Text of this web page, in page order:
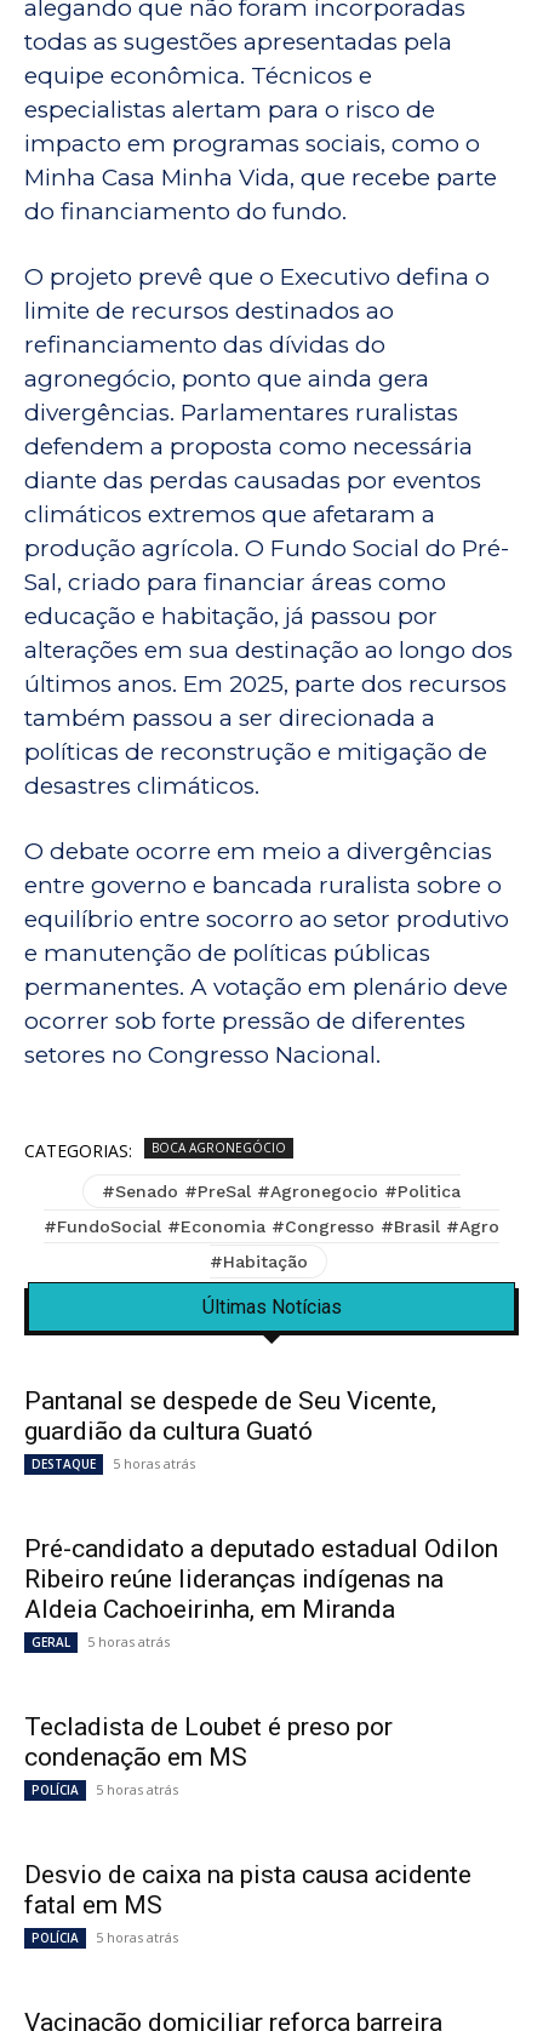
alegando que não foram incorporadas
todas as sugestões apresentadas pela
equipe econômica. Técnicos e
especialistas alertam para o risco de
impacto em programas sociais, como o
Minha Casa Minha Vida, que recebe parte
do financiamento do fundo.
O projeto prevê que o Executivo defina o
limite de recursos destinados ao
refinanciamento das dívidas do
agronegócio, ponto que ainda gera
divergências. Parlamentares ruralistas
defendem a proposta como necessária
diante das perdas causadas por eventos
climáticos extremos que afetaram a
produção agrícola. O Fundo Social do Pré-
Sal, criado para financiar áreas como
educação e habitação, já passou por
alterações em sua destinação ao longo dos
últimos anos. Em 2025, parte dos recursos
também passou a ser direcionada a
políticas de reconstrução e mitigação de
desastres climáticos.
O debate ocorre em meio a divergências
entre governo e bancada ruralista sobre o
equilíbrio entre socorro ao setor produtivo
e manutenção de políticas públicas
permanentes. A votação em plenário deve
ocorrer sob forte pressão de diferentes
setores no Congresso Nacional.
CATEGORIAS: BOCA AGRONEGÓCIO
#Senado #PreSal #Agronegocio #Politica
#FundoSocial #Economia #Congresso #Brasil #Agro
#Habitação
Últimas Notícias
Pantanal se despede de Seu Vicente,
guardião da cultura Guató
DESTAQUE 5 horas atrás
Pré-candidato a deputado estadual Odilon
Ribeiro reúne lideranças indígenas na
Aldeia Cachoeirinha, em Miranda
GERAL 5 horas atrás
Tecladista de Loubet é preso por
condenação em MS
POLÍCIA 5 horas atrás
Desvio de caixa na pista causa acidente
fatal em MS
POLÍCIA 5 horas atrás
Vacinação domiciliar reforça barreira